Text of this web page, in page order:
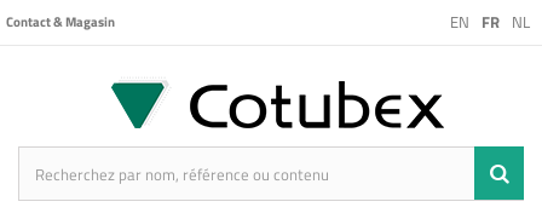
EN FR NL
Contact & Magasin